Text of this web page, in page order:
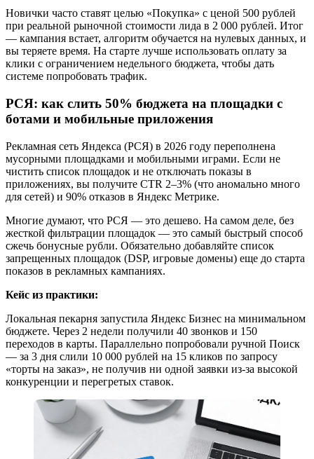
Новички часто ставят целью «Покупка» с ценой 500 рублей
при реальной рыночной стоимости лида в 2 000 рублей. Итог
— кампания встает, алгоритм обучается на нулевых данных, и
вы теряете время. На старте лучше использовать оплату за
клики с ограничением недельного бюджета, чтобы дать
системе попробовать трафик.
РСЯ: как слить 50% бюджета на площадки с
ботами и мобильные приложения
Рекламная сеть Яндекса (РСЯ) в 2026 году переполнена
мусорными площадками и мобильными играми. Если не
чистить список площадок и не отключать показы в
приложениях, вы получите CTR 2–3% (что аномально много
для сетей) и 90% отказов в Яндекс Метрике.
Многие думают, что РСЯ — это дешево. На самом деле, без
жесткой фильтрации площадок — это самый быстрый способ
сжечь бонусные рубли. Обязательно добавляйте список
запрещенных площадок (DSP, игровые домены) еще до старта
показов в рекламных кампаниях.
Кейс из практики:
Локальная пекарня запустила Яндекс Бизнес на минимальном
бюджете. Через 2 недели получили 40 звонков и 150
переходов в карты. Параллельно попробовали ручной Поиск
— за 3 дня слили 10 000 рублей на 15 кликов по запросу
«торты на заказ», не получив ни одной заявки из-за высокой
конкуренции и перегретых ставок.